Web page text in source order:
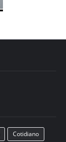
Cotidiano